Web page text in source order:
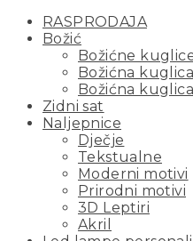
RASPRODAJA
Božić
Božićne
Božićna
Božićna
Zidni sat
Naljepnice
Dječje
Tekstualne
Moderni motivi
Prirodni motivi
3D Leptiri
Akril